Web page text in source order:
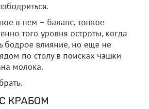
в нем – баланс, тонкое
того уровня остроты, когда
бодрое влияние, но еще не
по столу в поисках чашки
молока.
КРАБОМ